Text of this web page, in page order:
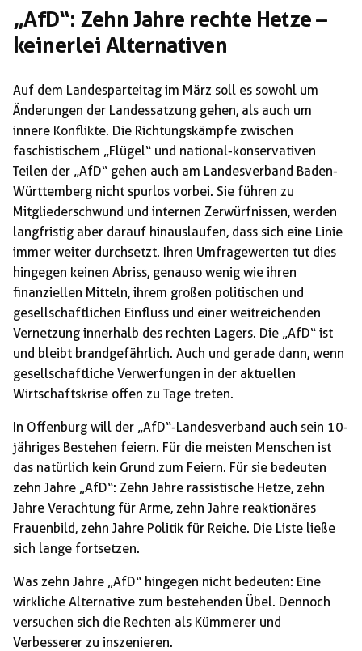
„AfD“: Zehn Jahre rechte Hetze –
keinerlei Alternativen
Auf dem Landesparteitag im März soll es sowohl um
Änderungen der Landessatzung gehen, als auch um
innere Konflikte. Die Richtungskämpfe zwischen
faschistischem „Flügel“ und national-konservativen
Teilen der „AfD“ gehen auch am Landesverband Baden-
Württemberg nicht spurlos vorbei. Sie führen zu
Mitgliederschwund und internen Zerwürfnissen, werden
langfristig aber darauf hinauslaufen, dass sich eine Linie
immer weiter durchsetzt. Ihren Umfragewerten tut dies
hingegen keinen Abriss, genauso wenig wie ihren
finanziellen Mitteln, ihrem großen politischen und
gesellschaftlichen Einfluss und einer weitreichenden
Vernetzung innerhalb des rechten Lagers. Die „AfD“ ist
und bleibt brandgefährlich. Auch und gerade dann, wenn
gesellschaftliche Verwerfungen in der aktuellen
Wirtschaftskrise offen zu Tage treten.
In Offenburg will der „AfD“-Landesverband auch sein 10-
jähriges Bestehen feiern. Für die meisten Menschen ist
das natürlich kein Grund zum Feiern. Für sie bedeuten
zehn Jahre „AfD“: Zehn Jahre rassistische Hetze, zehn
Jahre Verachtung für Arme, zehn Jahre reaktionäres
Frauenbild, zehn Jahre Politik für Reiche. Die Liste ließe
sich lange fortsetzen.
Was zehn Jahre „AfD“ hingegen nicht bedeuten: Eine
wirkliche Alternative zum bestehenden Übel. Dennoch
versuchen sich die Rechten als Kümmerer und
Verbesserer zu inszenieren.